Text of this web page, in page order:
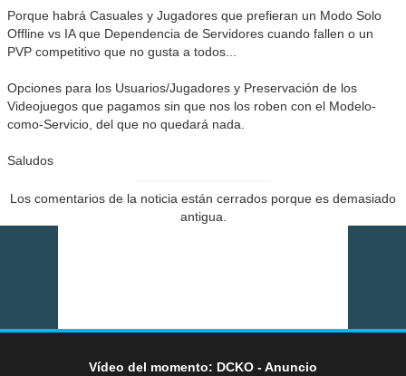
Porque habrá Casuales y Jugadores que prefieran un Modo Solo
Offline vs IA que Dependencia de Servidores cuando fallen o un
PVP competitivo que no gusta a todos...
Opciones para los Usuarios/Jugadores y Preservación de los
Videojuegos que pagamos sin que nos los roben con el Modelo-
como-Servicio, del que no quedará nada.
Saludos
Los comentarios de la noticia están cerrados porque es demasiado
antigua.
Vídeo del momento: DCKO - Anuncio